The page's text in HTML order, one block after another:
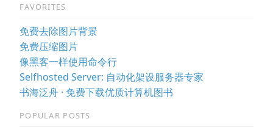
FAVORITES
免费去除图片背景
免费压缩图片
像黑客一样使用命令行
Selfhosted Server: 自动化架设服务器专家
书海泛舟 · 免费下载优质计算机图书
POPULAR POSTS